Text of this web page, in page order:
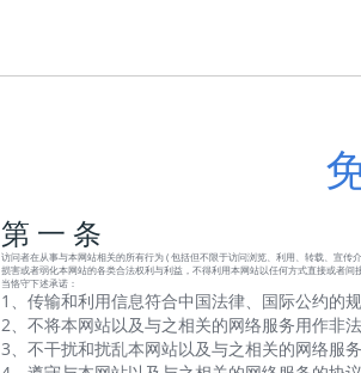
第 一 条
访问者在从事与本网站相关的所有行为 ( 包括但不限于访问浏览、利用、转载、宣传
损害或者弱化本网站的各类合法权利与利益，不得利用本网站以任何方式直接或者
当恪守下述承诺：
1、传输和利用信息符合中国法律、国际公约的
2、不将本网站以及与之相关的网络服务用作非
3、不干扰和扰乱本网站以及与之相关的网络服